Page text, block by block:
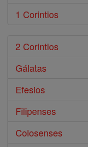
1 Corintios
2 Corintios
Gálatas
Efesios
Filipenses
Colosenses